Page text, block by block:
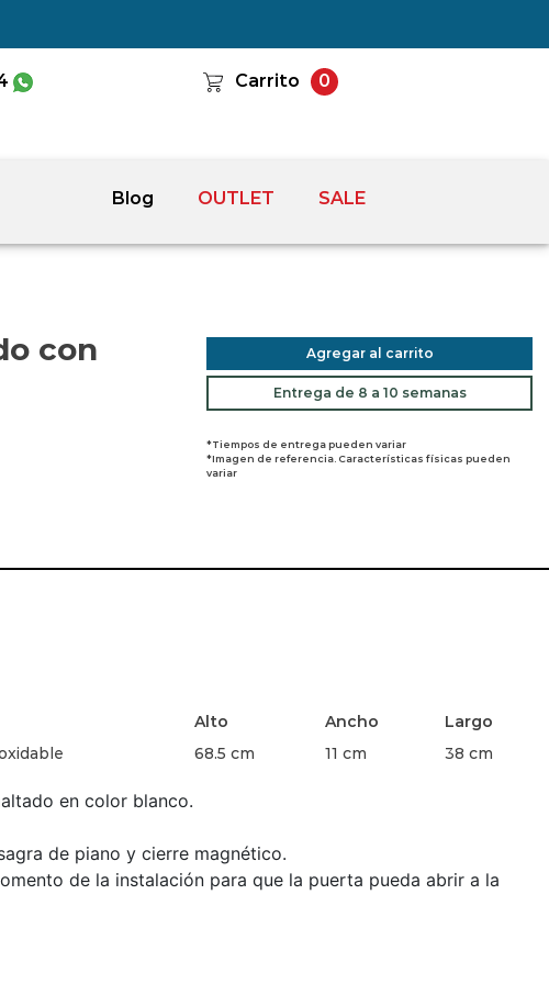
Carrito 0
Blog OUTLET SALE
con
Agregar al carrito
Entrega de 8 a 10 semanas
*Tiempos de entrega pueden variar
*Imagen de referencia. Características físicas pueden
variar
Alto Ancho
Largo
68.5 cm 11 cm 38 cm
en color blanco.
de piano y cierre magnético.
de la instalación para que la puerta pueda abrir a la